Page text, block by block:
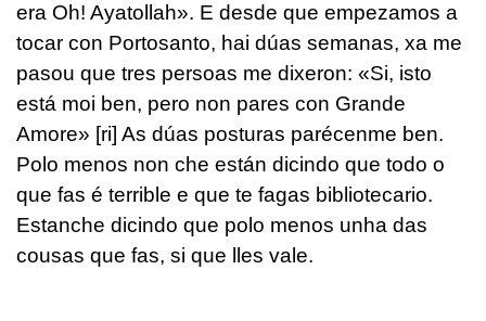
era Oh! Ayatollah». E desde que empezamos a
tocar con Portosanto, hai dúas semanas, xa me
pasou que tres persoas me dixeron: «Si, isto
está moi ben, pero non pares con Grande
Amore» [ri] As dúas posturas parécenme ben.
Polo menos non che están dicindo que todo o
que fas é terrible e que te fagas bibliotecario.
Estanche dicindo que polo menos unha das
cousas que fas, si que lles vale.